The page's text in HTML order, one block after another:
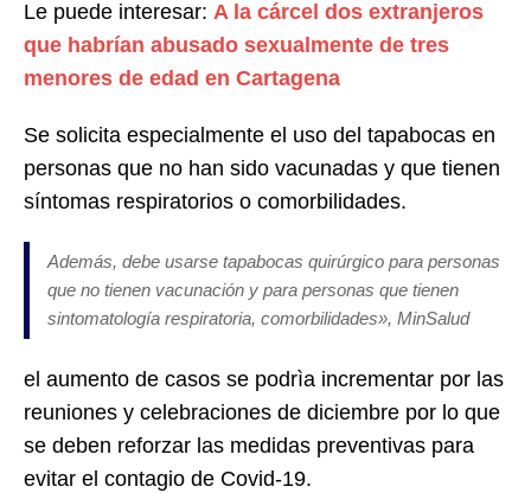
Le puede interesar: A la cárcel dos extranjeros
que habrían abusado sexualmente de tres
menores de edad en Cartagena
Se solicita especialmente el uso del tapabocas en
personas que no han sido vacunadas y que tienen
síntomas respiratorios o comorbilidades.
Además, debe usarse tapabocas quirúrgico para personas
que no tienen vacunación y para personas que tienen
sintomatología respiratoria, comorbilidades», MinSalud
el aumento de casos se podrìa incrementar por las
reuniones y celebraciones de diciembre por lo que
se deben reforzar las medidas preventivas para
evitar el contagio de Covid-19.